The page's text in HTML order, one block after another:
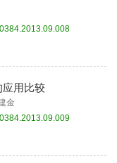
应用比较
金